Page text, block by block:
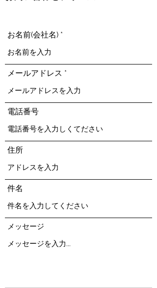
お名前(会社名)
メールアドレス
電話番号
住所
件名
メッセージ